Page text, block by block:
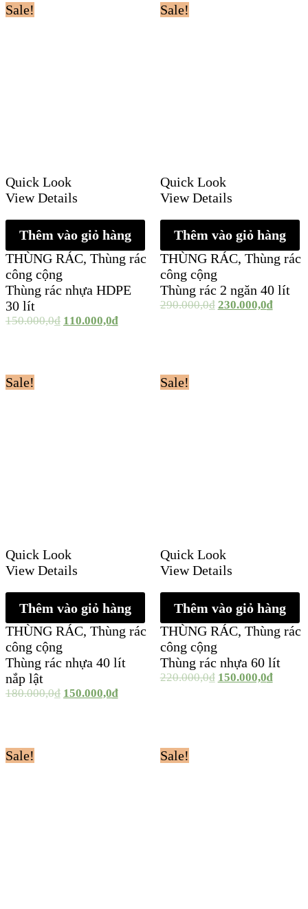
Sale!
Quick Look
View Details
Thêm vào giỏ hàng
THÙNG RÁC, Thùng rác
công cộng
Thùng rác nhựa HDPE
30 lít
150.000,0₫ 110.000,0₫
Sale!
Quick Look
View Details
Thêm vào giỏ hàng
THÙNG RÁC, Thùng rác
công cộng
Thùng rác 2 ngăn 40 lít
290.000,0₫ 230.000,0₫
Sale!
Quick Look
View Details
Thêm vào giỏ hàng
THÙNG RÁC, Thùng rác
công cộng
Thùng rác nhựa 40 lít
nắp lật
180.000,0₫ 150.000,0₫
Sale!
Quick Look
View Details
Thêm vào giỏ hàng
THÙNG RÁC, Thùng rác
công cộng
Thùng rác nhựa 60 lít
220.000,0₫ 150.000,0₫
Sale! Sale!